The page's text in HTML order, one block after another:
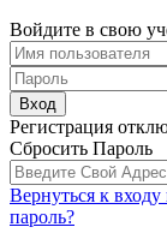
Войдите в свою
Вход
Регистрация
Сбросить Пароль
Вернуться к входу
пароль?